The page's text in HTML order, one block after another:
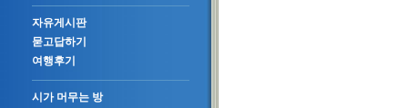
자유게시판
묻고답하기
여행후기
시가 머무는 방